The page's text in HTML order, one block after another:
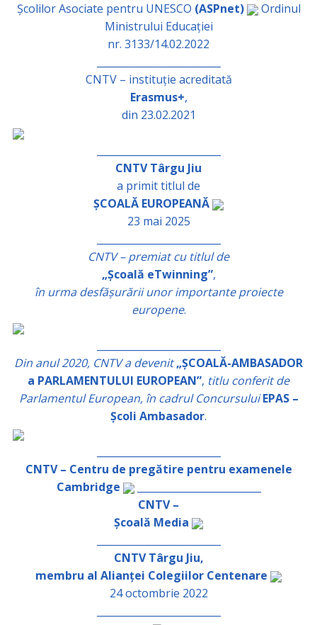
Școlilor Asociate pentru UNESCO (ASPnet)
Ordinul
Ministrului Educației
nr. 3133/14.02.2022
CNTV – instituție acreditată
Erasmus+,
din 23.02.2021
CNTV Târgu Jiu
a primit titlul de
ȘCOALĂ EUROPEANĂ
23 mai 2025
CNTV – premiat cu titlul de
„Școală eTwinning”,
în urma desfășurării unor importante proiecte
europene.
Din anul 2020, CNTV a devenit „ȘCOALĂ-AMBASADOR
a PARLAMENTULUI EUROPEAN”, titlu conferit de
Parlamentul European, în cadrul Concursului EPAS –
Școli Ambasador.
CNTV – Centru de pregătire pentru examenele
Cambridge
_________________________
CNTV –
Școală Media
CNTV Târgu Jiu,
membru al Alianței Colegiilor Centenare
24 octombrie 2022